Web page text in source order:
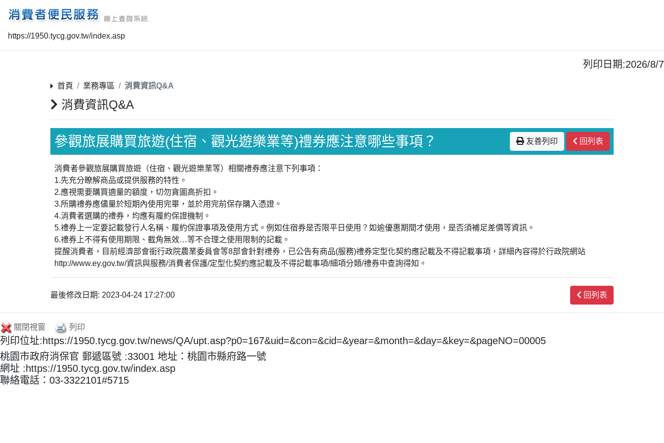
https://1950.tycg.gov.tw/index.asp
列印日期:2026/8/7
首頁 業務專區 消費資訊Q&A
消費資訊Q&A
參觀旅展購買旅遊(住宿、觀光遊樂業等)禮券應注意哪些事項？ 友善列印 回列表
消費者參觀旅展購買旅遊（住宿、觀光遊樂業等）相關禮券應注意下列事項：
1.先充分瞭解商品或提供服務的特性。
2.應視需要購買適量的額度，切勿貪圖高折扣。
3.所購禮券應儘量於短期內使用完畢，並於用完前保存購入憑證。
4.消費者選購的禮券，均應有履約保證機制。
5.禮券上一定要記載發行人名稱、履約保證事項及使用方式。例如住宿券是否限平日使用？如逾優惠期間才使用，是否須補足差價等資訊。
6.禮券上不得有使用期限、截角無效…等不合理之使用限制的記載。
提醒消費者，目前經濟部會銜行政院農業委員會等8部會針對禮券，已公告有商品(服務)禮券定型化契約應記載及不得記載事項，詳細內容得於行政院網站
http://www.ey.gov.tw/資訊與服務/消費者保護/定型化契約應記載及不得記載事項/細項分類/禮券中查詢得知。
最後修改日期: 2023-04-24 17:27:00 回列表
關閉視窗 列印
列印位址:https://1950.tycg.gov.tw/news/QA/upt.asp?p0=167&uid=&con=&cid=&year=&month=&day=&key=&pageNO=00005
桃園市政府消保官 郵遞區號 :33001 地址：桃園市縣府路一號
網址 :https://1950.tycg.gov.tw/index.asp
聯絡電話：03-3322101#5715